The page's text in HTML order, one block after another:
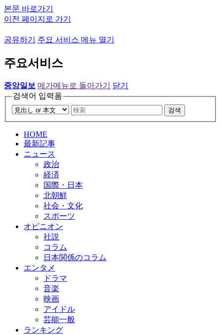
본문 바로가기
이전 페이지로 가기
공유하기 주요 서비스 메뉴 열기
주요서비스
중앙일보 메가메뉴로 돌아가기
닫기
검색어 입력폼
검색
HOME
最新記事
ニュース
政治
経済
国際・日本
北朝鮮
社会・文化
スポーツ
オピニオン
社説
コラム
日本関係のコラム
エンタメ
ドラマ
音楽
映画
アイドル
芸能一般
ランキング